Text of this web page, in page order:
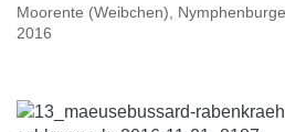
Moorente (Weibchen),
2016